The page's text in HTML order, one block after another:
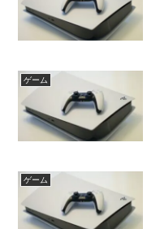
ゲーム
ゲーム